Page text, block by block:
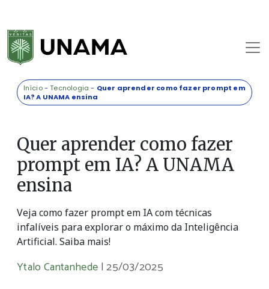
Início-Tecnologia - Quer aprender como fazer prompt em
IA? A UNAMA ensina
Quer aprender como fazer
prompt em IA? A UNAMA
ensina
Veja como fazer prompt em IA com técnicas
infalíveis para explorar o máximo da Inteligência
Artificial. Saiba mais!
Ytalo Cantanhede |25/03/2025